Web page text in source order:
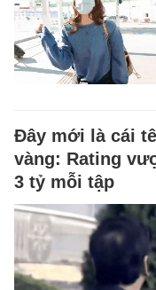
Đây mới là cái
vàng: Rating
3 tỷ mỗi tập